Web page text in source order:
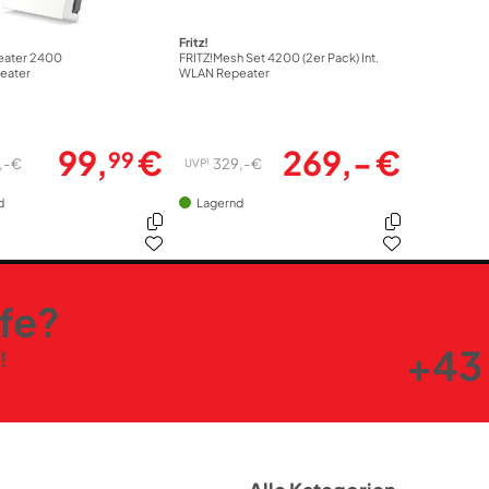
2400
€ 99,99€
Fritz!
FRITZ!Mesh Set 4200 (2er Pack) Int.
WLAN Repeater
UVP1 329,- € 269,- €
Lagernd